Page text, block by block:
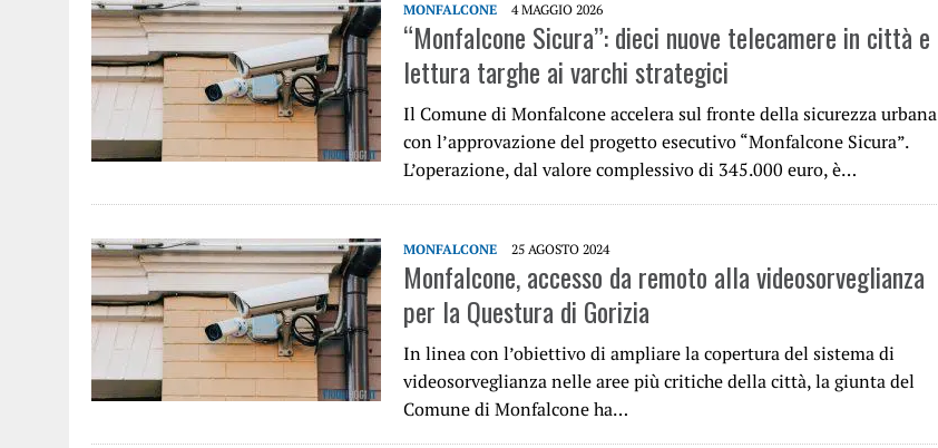
MONFALCONE 4 MAGGIO 2026
“Monfalcone Sicura”: dieci nuove telecamere in città e
lettura targhe ai varchi strategici
Il Comune di Monfalcone accelera sul fronte della sicurezza urbana
con l’approvazione del progetto esecutivo “Monfalcone Sicura”.
L’operazione, dal valore complessivo di 345.000 euro, è…
MONFALCONE 25 AGOSTO 2024
Monfalcone, accesso da remoto alla videosorveglianza
per la Questura di Gorizia
In linea con l’obiettivo di ampliare la copertura del sistema di
videosorveglianza nelle aree più critiche della città, la giunta del
Comune di Monfalcone ha…